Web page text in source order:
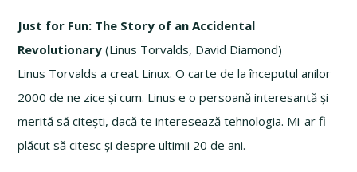
Just for Fun: The Story of an Accidental
Revolutionary (Linus Torvalds, David Diamond)
Linus Torvalds a creat Linux. O carte de la începutul anilor
2000 de ne zice și cum. Linus e o persoană interesantă și
merită să citești, dacă te interesează tehnologia. Mi-ar fi
plăcut să citesc și despre ultimii 20 de ani.